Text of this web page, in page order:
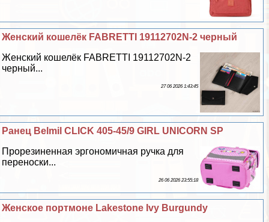
Женский кошелёк FABRETTI 19112702N-2 черный
Женский кошелёк FABRETTI 19112702N-2
черный...
27 06 2026 1:43:45
Ранец Belmil CLICK 405-45/9 GIRL UNICORN SP
Прорезиненная эргономичная ручка для
переноски...
26 06 2026 23:55:18
Женское портмоне Lakestone Ivy Burgundy